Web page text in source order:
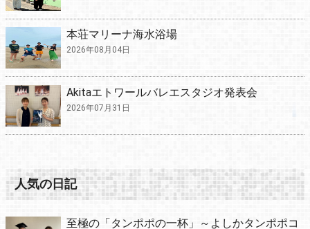
本荘マリーナ海水浴場
2026年08月04日
Akitaエトワールバレエスタジオ発表会
2026年07月31日
人気の日記
至極の「タンポポの一杯」～よしかタンポポコ